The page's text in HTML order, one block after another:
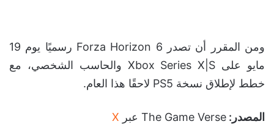
ومن المقرر أن تصدر Forza Horizon 6 رسميًا يوم 19
مايو على Xbox Series X|S والحاسب الشخصي، مع
خطط لإطلاق نسخة PS5 لاحقًا هذا العام.
المصدر: The Game Verse عبر X